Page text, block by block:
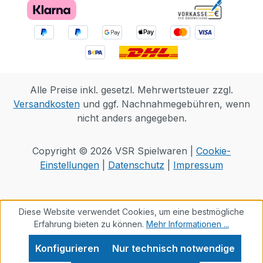
Geheimschublade, in der du wertvolle
Gegenstände aufbewahren kannst. In der
LEGO Builder App können Kinder ihr
Modell in 3D vergrößern und drehen und
THEMA MUSIK: Teenager-Fans können
einen viralen Moment aus der Guts World
Tour mit dem Bauset Olivia Rodrigos
Spielzeugplattenspieler und Schallplatte
zum Ausstellen nachbauen
drehen. In der Geheimschublade finden
wertvolle Gegenstände Platz. Polaroids
und Konzertkarten (nicht enthalten)
lassen sich mit dem Halter präsentieren
Alle Preise inkl. gesetzl. Mehrwertsteuer zzgl.
Versandkostenund ggf. Nachnahmegebühren, wenn
nicht anders angegeben.
Copyright © 2026 VSR Spielwaren | Cookie-
Einstellungen
Datenschutz Impressum
Diese Website verwendet Cookies, um eine bestmögliche
Erfahrung bieten zu können. Mehr Informationen ...
Nur technisch notwendige
Konfigurieren